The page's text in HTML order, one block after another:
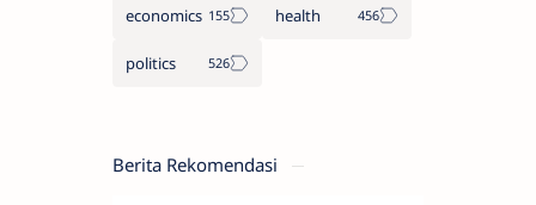
economics health
politics
Berita Rekomendasi